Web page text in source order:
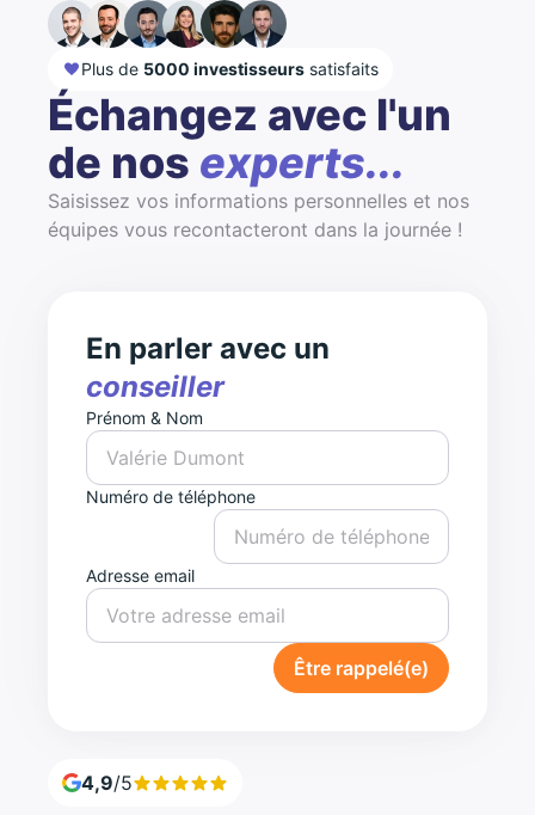
Plus de 5000 investisseurs satisfaits
Échangez avec l'un
de nos experts...
Saisissez vos informations personnelles et nos
équipes vous recontacteront dans la journée !
En parler avec un
conseiller
Prénom & Nom
Numéro de téléphone
Adresse email
Être rappelé(e)
4,9/5